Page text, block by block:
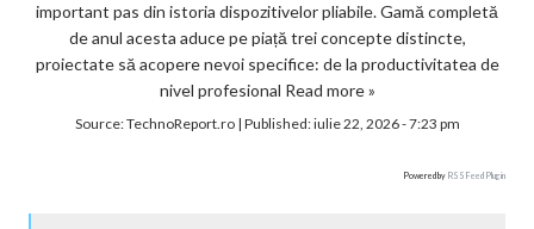
important pas din istoria dispozitivelor pliabile. Gamă completă
de anul acesta aduce pe piață trei concepte distincte,
proiectate să acopere nevoi specifice: de la productivitatea de
nivel profesional Read more »
Source:TechnoReport.ro| Published:iulie 22, 2026 - 7:23 pm
Powered by RSS Feed Plugin